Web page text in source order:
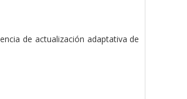
de actualización adaptativa de